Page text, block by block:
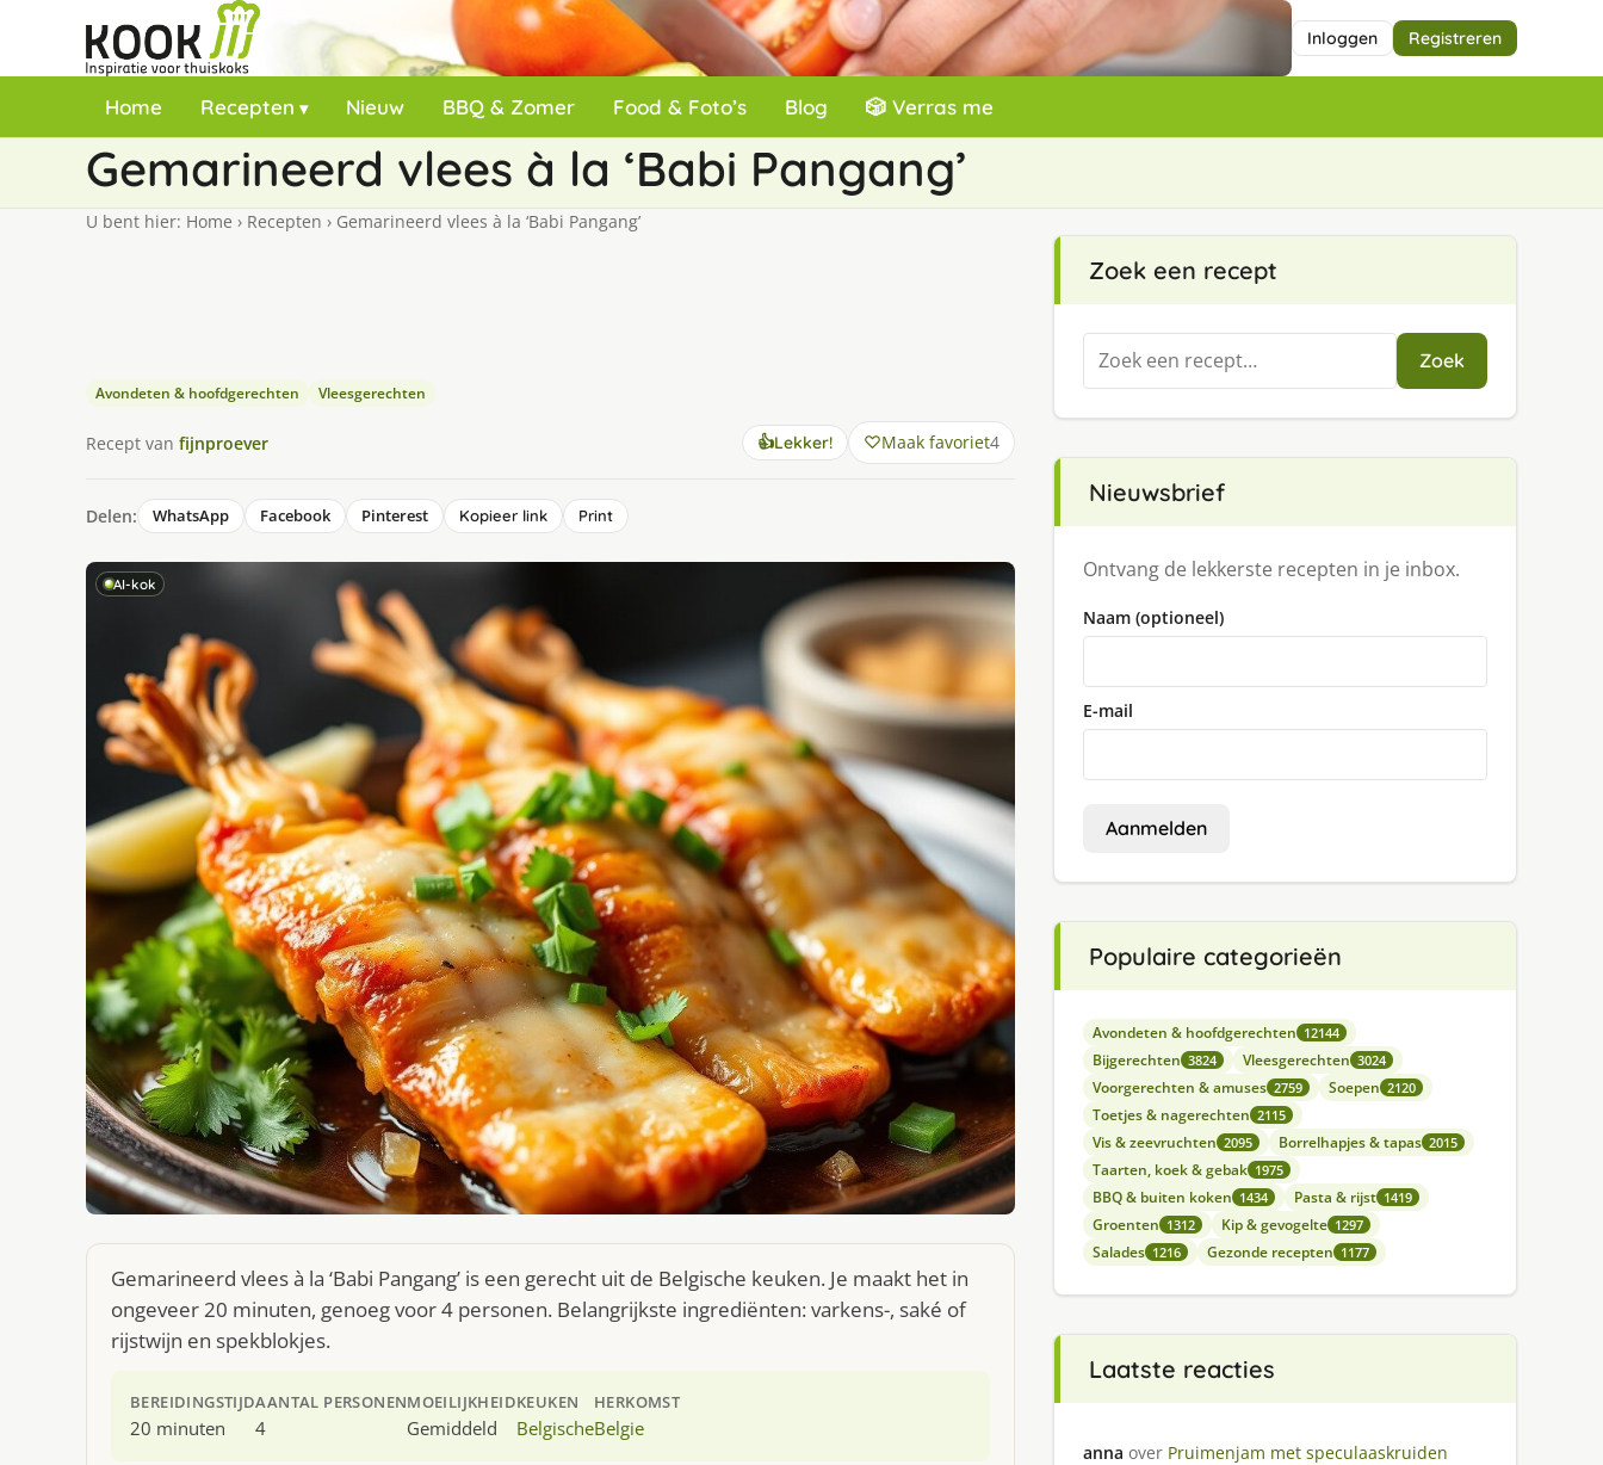
Inloggen Registreren
Home Recepten Nieuw BBQ & Zomer Food & Foto’s Blog 🎲 Verras me
Gemarineerd vlees à la ‘Babi Pangang’
U bent hier: Home › Recepten › Gemarineerd vlees à la ‘Babi Pangang’
Avondeten & hoofdgerechten Vleesgerechten
Recept van fijnproever 👍Lekker! Maak favoriet4
Delen: WhatsApp Facebook Pinterest Kopieer link Print
AI-kok
Gemarineerd vlees à la ‘Babi Pangang’ is een gerecht uit de Belgische keuken. Je maakt het in
ongeveer 20 minuten, genoeg voor 4 personen. Belangrijkste ingrediënten: varkens-, saké of
rijstwijn en spekblokjes.
BEREIDINGSTIJD
20 minuten
AANTAL PERSONEN
4
MOEILIJKHEID
Gemiddeld
KEUKEN
Belgische
HERKOMST
Belgie
Zoek een recept
Zoeken
naar:
Zoek
Nieuwsbrief
Ontvang de lekkerste recepten in je inbox.
Naam (optioneel)
E-mail
Aanmelden
Populaire categorieën
Avondeten & hoofdgerechten 12144
Bijgerechten 3824 Vleesgerechten 3024
Voorgerechten & amuses 2759 Soepen 2120
Toetjes & nagerechten 2115
Vis & zeevruchten 2095 Borrelhapjes & tapas 2015
Taarten, koek & gebak 1975
BBQ & buiten koken 1434 Pasta & rijst 1419
Groenten 1312 Kip & gevogelte 1297
Salades 1216 Gezonde recepten 1177
Laatste reacties
anna over Pruimenjam met speculaaskruiden